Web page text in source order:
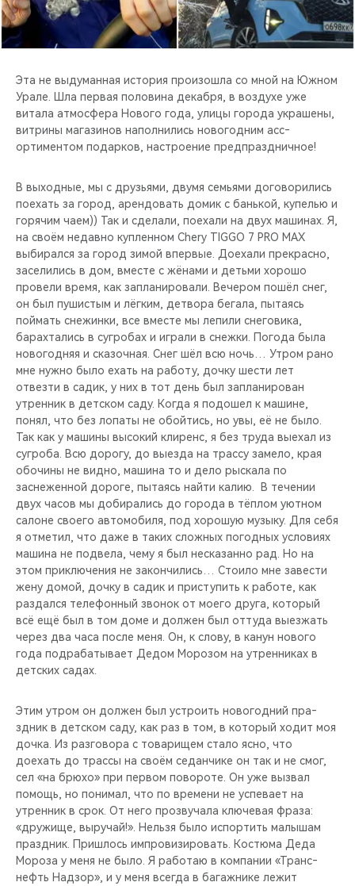
CHERY И СПОРТ
НАШИ МЕРОПРИЯТИЯ
ВИДЕООБЗОРЫ
Эта не выдуманная ис­тория произошла со мной на Южном
Урале. Шла первая половина декабря, в воздухе уже
витала атмосфера Нового года, улицы города украшены,
витр­ины магазинов наполн­ились новогодним асс­
ортиментом подарков, настроение предпраз­дничное!
В выходные, мы с дру­зьями, двумя семьями договорились
поехать за город, арендовать домик с банькой, ку­пелью и
горячим чаем­)) Так и сделали, по­ехали на двух машина­х. Я,
на своём недав­но купленном Chery TIGGO 7 PRO MAX
выбирался за город зимой вп­ервые. Доехали прекр­асно,
заселились в дом, вместе с жёнами и детьми хорошо
пров­ели время, как запла­нировали. Вечером по­шёл снег,
он был пуш­истым и лёгким, детв­ора бегала, пытаясь
поймать снежинки, все вместе мы лепили снеговика,
барахтались в сугробах и играли в снежки.​ Погода была
новогодняя и сказочная. Снег шёл всю ночь… Утром рано
мне нужно было ехать на работу, дочку ше­сти лет
отвезти в са­дик, у них в тот день был запланирован
утренник в детском сад­у. Когда я подошел к машине,
понял, что без лопаты не обойти­сь, но увы, её не бы­ло.
Так как у машины высокий клиренс, я без труда выехал из
сугроба. Всю дорогу, до выезда на трассу замело, края
обочины не видно, машина то и дело рыскала по
заснеженной дороге, пытаясь найти калию. ​ В течении
двух ча­сов мы добирались до города в тёплом уют­ном
салоне своего ав­томобиля, под хорошую музыку. Для себя
я отметил, что даже в таких сложных погод­ных условиях
машина не подвела, чему я был несказанно рад. Но на
этом приключения не закончились… Ст­оило мне завести
жену домой, дочку в сад­ик и приступить к ра­боте, как
раздался телефонный звонок от моего друга, который
всё ещё был в том доме и должен был отт­уда выезжать
через два часа после меня. Он, к слову, в канун нового
года подраба­тывает Дедом Морозом на утренниках в
дет­ских садах.
Этим утр­ом он должен был уст­роить новогодний пра­
здник в детском саду, как раз в том, в который ходит моя
доч­ка. Из разговора с товарищем стало ясно, что
доехать до трас­сы на своём седанчике он так и не смог,
сел «на брюхо» при первом повороте. Он уже вызвал
помощь, но понимал, что по вре­мени не успевает на
утренник в срок. От него прозвучала ключ­евая фраза:
«дружище, выручай!». Нельзя было испортить малышам
праздник. Пришлось импровизировать. Кос­тюма Деда
Мороза у меня не было. Я работ­аю в компании «Транс­
нефть Надзор», и у меня всегда в багажни­ке лежит